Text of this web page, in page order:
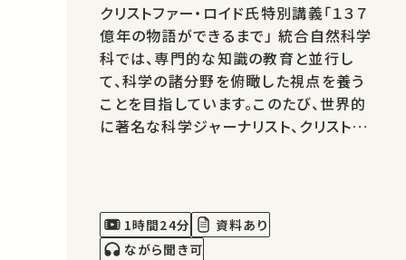
クリストファー・ロイド氏特別講義「１３７
億年の物語ができるまで」 統合自然科学
科では、専門的な知識の教育と並行し
て、科学の諸分野を俯瞰した視点を養う
ことを目指しています。このたび、世界的
に著名な科学ジャーナリスト、クリストフ
の歴史を統合する試みを行い、文系と理
系を統合する書として高…
1時間24分
資料あり
ながら聞き可